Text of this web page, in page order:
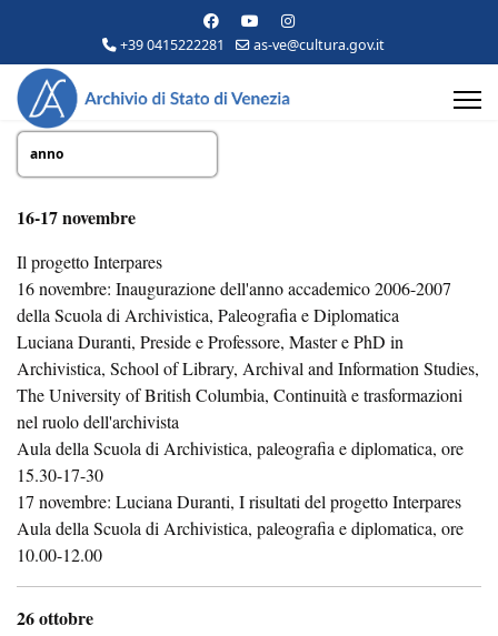
+39 0415222281 as-ve@cultura.gov.it
anno
16-17 novembre
Il progetto Interpares
16 novembre: Inaugurazione dell'anno accademico 2006-2007
della Scuola di Archivistica, Paleografia e Diplomatica
Luciana Duranti, Preside e Professore, Master e PhD in
Archivistica, School of Library, Archival and Information Studies,
The University of British Columbia, Continuità e trasformazioni
nel ruolo dell'archivista
Aula della Scuola di Archivistica, paleografia e diplomatica, ore
15.30-17-30
17 novembre: Luciana Duranti, I risultati del progetto Interpares
Aula della Scuola di Archivistica, paleografia e diplomatica, ore
10.00-12.00
26 ottobre